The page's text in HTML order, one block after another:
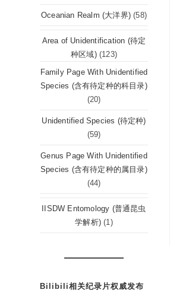
Oceanian Realm (大洋界) (58)
Area of Unidentification (待定
种区域) (123)
Family Page With Unidentified
Species (含有待定种的科目录)
(20)
Unidentified Species (待定种)
(59)
Genus Page With Unidentified
Species (含有待定种的属目录)
(44)
IISDW Entomology (普通昆虫
学解析) (1)
Bilibili相关纪录片权威发布